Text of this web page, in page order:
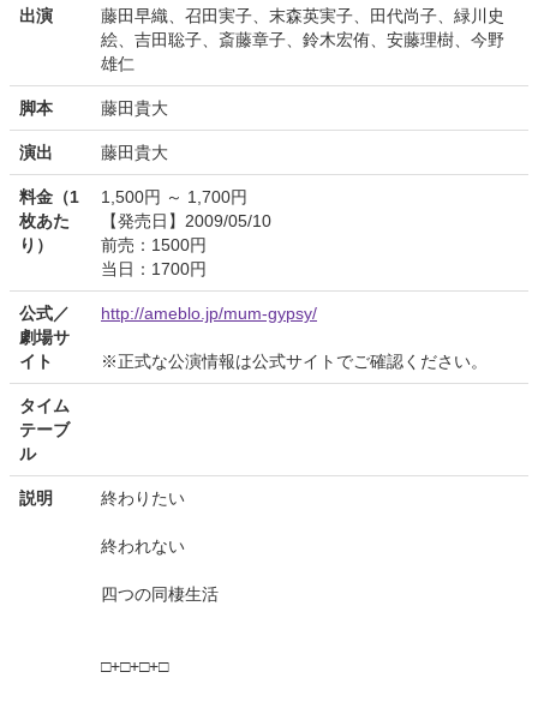
出演
藤田早織、召田実子、末森英実子、田代尚子、緑川史
絵、吉田聡子、斎藤章子、鈴木宏侑、安藤理樹、今野
雄仁
脚本 藤田貴大
演出 藤田貴大
料金（1
枚あた
り）
1,500円 ～ 1,700円
【発売日】2009/05/10
前売：1500円
当日：1700円
公式／
劇場サ
イト
http://ameblo.jp/mum-gypsy/
※正式な公演情報は公式サイトでご確認ください。
タイム
テーブ
ル
説明 終わりたい
終われない
四つの同棲生活
□+□+□+□